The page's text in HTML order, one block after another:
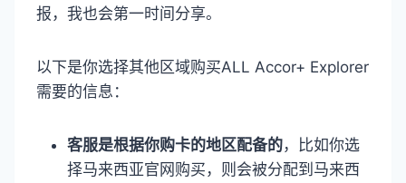
报，我也会第一时间分享。
以下是你选择其他区域购买ALL Accor+ Explorer
需要的信息：
客服是根据你购卡的地区配备的，比如你选
择马来西亚官网购买，则会被分配到马来西